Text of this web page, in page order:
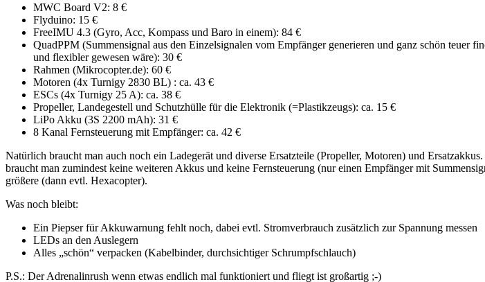
MWC Board V2: 8 €
Flyduino: 15 €
FreeIMU 4.3 (Gyro, Acc, Kompass und Baro in einem): 84 €
QuadPPM (Summensignal aus den Einzelsignalen vom Empfänger generieren und ganz schön teuer
und flexibler gewesen wäre): 30 €
Rahmen (Mikrocopter.de): 60 €
Motoren (4x Turnigy 2830 BL) : ca. 43 €
ESCs (4x Turnigy 25 A): ca. 38 €
Propeller, Landegestell und Schutzhülle für die Elektronik (=Plastikzeugs): ca. 15 €
LiPo Akku (3S 2200 mAh): 31 €
8 Kanal Fernsteuerung mit Empfänger: ca. 42 €
Natürlich braucht man auch noch ein Ladegerät und diverse Ersatzteile (Propeller, Motoren) und
braucht man zumindest keine weiteren Akkus und keine Fernsteuerung (nur einen Empfänger mit
größere (dann evtl. Hexacopter).
Was noch bleibt:
Ein Piepser für Akkuwarnung fehlt noch, dabei evtl. Stromverbrauch zusätzlich zur Spannung messen
LEDs an den Auslegern
Alles „schön“ verpacken (Kabelbinder, durchsichtiger Schrumpfschlauch)
P.S.: Der Adrenalinrush wenn etwas endlich mal funktioniert und fliegt ist großartig ;-)